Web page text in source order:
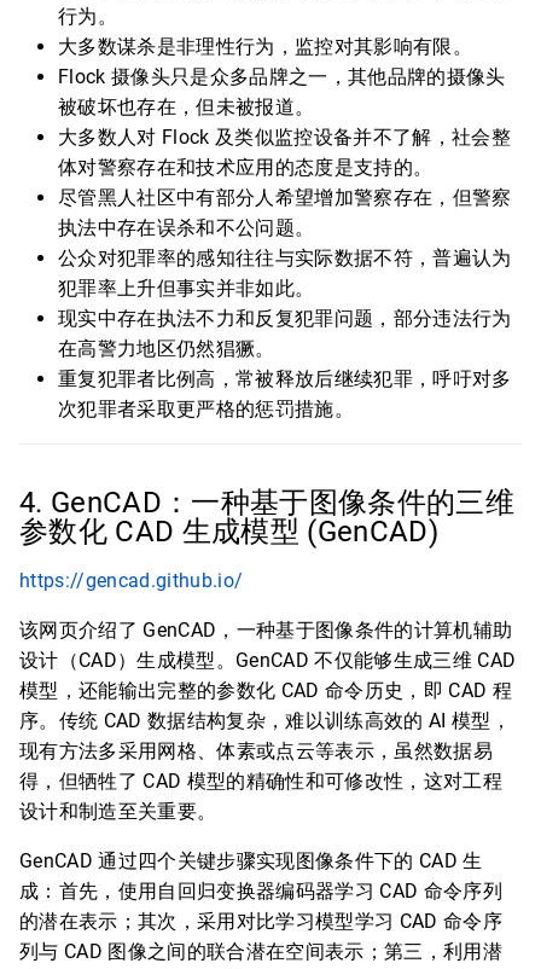
行为。
大多数谋杀是非理性行为，监控对其影响有限。
Flock 摄像头只是众多品牌之一，其他品牌的摄像头
被破坏也存在，但未被报道。
大多数人对 Flock 及类似监控设备并不了解，社会整
体对警察存在和技术应用的态度是支持的。
尽管黑人社区中有部分人希望增加警察存在，但警察
执法中存在误杀和不公问题。
公众对犯罪率的感知往往与实际数据不符，普遍认为
犯罪率上升但事实并非如此。
现实中存在执法不力和反复犯罪问题，部分违法行为
在高警力地区仍然猖獗。
重复犯罪者比例高，常被释放后继续犯罪，呼吁对多
次犯罪者采取更严格的惩罚措施。
4. GenCAD：一种基于图像条件的三维
参数化 CAD 生成模型 (GenCAD)
https://gencad.github.io/
该网页介绍了 GenCAD，一种基于图像条件的计算机辅助
设计（CAD）生成模型。GenCAD 不仅能够生成三维 CAD
模型，还能输出完整的参数化 CAD 命令历史，即 CAD 程
序。传统 CAD 数据结构复杂，难以训练高效的 AI 模型，
现有方法多采用网格、体素或点云等表示，虽然数据易
得，但牺牲了 CAD 模型的精确性和可修改性，这对工程
设计和制造至关重要。
GenCAD 通过四个关键步骤实现图像条件下的 CAD 生
成：首先，使用自回归变换器编码器学习 CAD 命令序列
的潜在表示；其次，采用对比学习模型学习 CAD 命令序
列与 CAD 图像之间的联合潜在空间表示；第三，利用潜